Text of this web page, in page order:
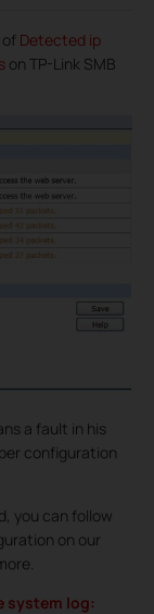
Detected ip
on TP-Link SMB
a fault in his
configuration
you can follow
on our
system log: